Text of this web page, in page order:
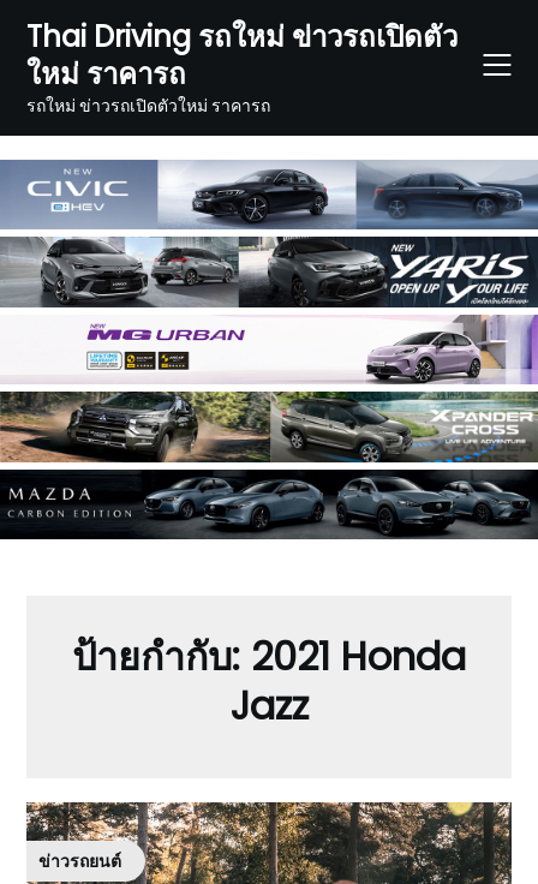
content
Thai Driving รถใหม่ ข่าวรถเปิดตัว
ใหม่ ราคารถ
รถใหม่ ข่าวรถเปิดตัวใหม่ ราคารถ
ป้ายกำกับ: 2021 Honda
Jazz
ข่าวรถยนต์